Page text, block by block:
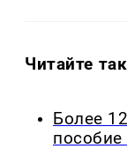
Читайте
Более
пособие